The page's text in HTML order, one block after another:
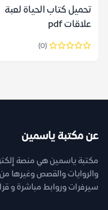
تحميل كتاب الحياة لعبة
علاقات pdf
(0)
عن مكتبة ياسمين
مكتبة ياسمين هي منصة
سيرفرات وروابط مباشرة و